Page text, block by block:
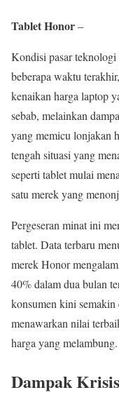
Tablet Honor–
Kondisi pasar
beberapa waktu
kenaikan harga laptop
sebab, melainkan
yang memicu lonjakan
tengah situasi yang
seperti tablet mulai
satu merek yang
Pergeseran minat ini
tablet. Data terbaru
merek Honor
40% dalam dua bulan
konsumen kini semakin
menawarkan nilai
harga yang melambung.
Dampak